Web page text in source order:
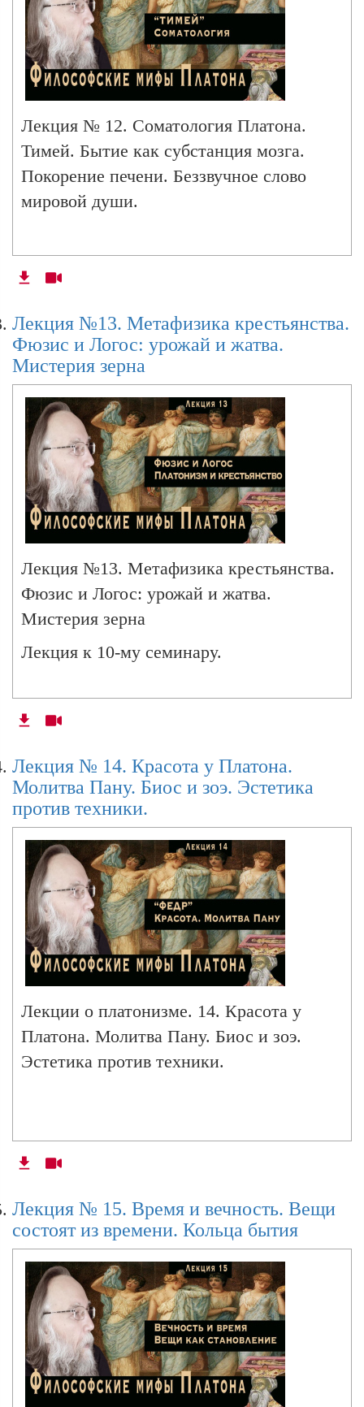
Лекция № 12. Соматология Платона.
Тимей. Бытие как субстанция мозга.
Покорение печени. Беззвучное слово
мировой души.
Лекция №13. Метафизика крестьянства.
Фюзис и Логос: урожай и жатва.
Мистерия зерна
Лекция №13. Метафизика крестьянства.
Фюзис и Логос: урожай и жатва.
Мистерия зерна
Лекция к 10-му семинару.
Лекция № 14. Красота у Платона.
Молитва Пану. Биос и зоэ. Эстетика
против техники.
Лекции о платонизме. 14. Красота у
Платона. Молитва Пану. Биос и зоэ.
Эстетика против техники.
Лекция № 15. Время и вечность. Вещи
состоят из времени. Кольца бытия